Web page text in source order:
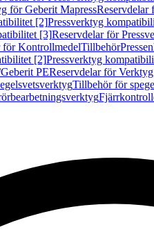
för Geberit MapressReservdelar
[2]Pressverktyg
[3]Reservdelar för
för KontrollmedelTillbehör
[2]Pressverktyg
PEReservdelar för
Tillbehör för